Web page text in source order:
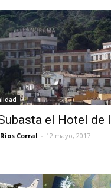
el Hotel de
Corral - 12 mayo, 2017